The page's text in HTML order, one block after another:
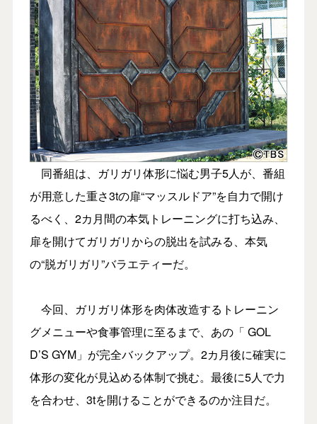
同番組は、ガリガリ体形に悩む男子5人が、番組
が用意した重さ3tの扉“マッスルドア”を自力で開け
るべく、2カ月間の本気トレーニングに打ち込み、
扉を開けてガリガリからの脱出を試みる、本気
の“脱ガリガリ”バラエティーだ。
今回、ガリガリ体形を肉体改造するトレーニン
グメニューや食事管理に至るまで、あの「 GOL
D’S GYM」が完全バックアップ。2カ月後に確実に
体形の変化が見込める体制で挑む。最後に5人で力
を合わせ、3tを開けることができるのか注目だ。